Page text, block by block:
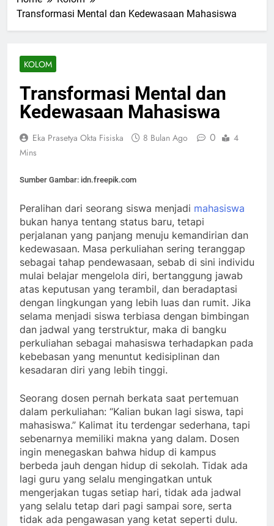
Transformasi Mental dan Kedewasaan Mahasiswa
KOLOM
Transformasi Mental dan
Kedewasaan Mahasiswa
Eka Prasetya Okta Fisiska 8 Bulan Ago 0
4
Mins
Sumber Gambar: idn.freepik.com
Peralihan dari seorang siswa menjadi mahasiswa
bukan hanya tentang status baru, tetapi
perjalanan yang panjang menuju kemandirian dan
kedewasaan. Masa perkuliahan sering teranggap
sebagai tahap pendewasaan, sebab di sini individu
mulai belajar mengelola diri, bertanggung jawab
atas keputusan yang terambil, dan beradaptasi
dengan lingkungan yang lebih luas dan rumit. Jika
selama menjadi siswa terbiasa dengan bimbingan
dan jadwal yang terstruktur, maka di bangku
perkuliahan sebagai mahasiswa terhadapkan pada
kebebasan yang menuntut kedisiplinan dan
kesadaran diri yang lebih tinggi.
Seorang dosen pernah berkata saat pertemuan
dalam perkuliahan: “Kalian bukan lagi siswa, tapi
mahasiswa.” Kalimat itu terdengar sederhana, tapi
sebenarnya memiliki makna yang dalam. Dosen
ingin menegaskan bahwa hidup di kampus
berbeda jauh dengan hidup di sekolah. Tidak ada
lagi guru yang selalu mengingatkan untuk
mengerjakan tugas setiap hari, tidak ada jadwal
yang selalu tetap dari pagi sampai sore, serta
tidak ada pengawasan yang ketat seperti dulu.